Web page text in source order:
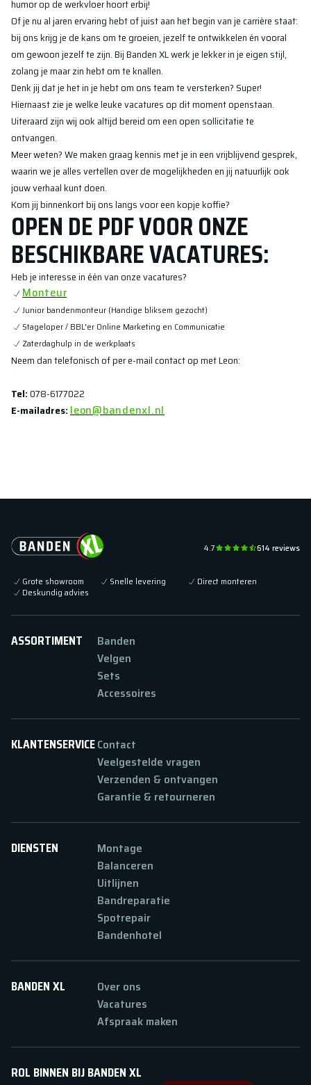
humor op de werkvloer hoort erbij!
Of je nu al jaren ervaring hebt of juist aan het begin van je carrière staat:
bij ons krijg je de kans om te groeien, jezelf te ontwikkelen én vooral
om gewoon jezelf te zijn. Bij Banden XL werk je lekker in je eigen stijl,
zolang je maar zin hebt om te knallen.
Denk jij dat je het in je hebt om ons team te versterken? Super!
Hiernaast zie je welke leuke vacatures op dit moment openstaan.
Uiteraard zijn wij ook altijd bereid om een open sollicitatie te
ontvangen.
Meer weten? We maken graag kennis met je in een vrijblijvend gesprek,
waarin we je alles vertellen over de mogelijkheden en jij natuurlijk ook
jouw verhaal kunt doen.
Kom jij binnenkort bij ons langs voor een kopje koffie?
OPEN DE PDF VOOR ONZE
BESCHIKBARE VACATURES:
Heb je interesse in één van onze vacatures?
Monteur
Junior bandenmonteur (Handige bliksem gezocht)
Stageloper / BBL'er Online Marketing en Communicatie
Zaterdaghulp in de werkplaats
Neem dan telefonisch of per e-mail contact op met Leon:
Tel:078-6177022
E-mailadres:leon@bandenxl.nl
4.7 614 reviews
Grote showroom Snelle levering
Direct monteren
Deskundig advies
ASSORTIMENT
Banden
Velgen
Sets
Accessoires
KLANTENSERVICEContact
Veelgestelde vragen
Verzenden & ontvangen
Garantie & retourneren
DIENSTEN
Montage
Balanceren
Uitlijnen
Bandreparatie
Spotrepair
Bandenhotel
BANDEN XL
Over ons
Vacatures
Afspraak maken
ROL BINNEN BIJ BANDEN XL